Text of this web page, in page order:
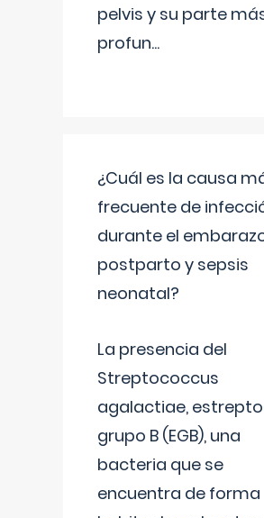
pelvis y su parte
profun...
¿Cuál es la causa
frecuente de
durante el
postparto y sepsis
neonatal?
La presencia del
Streptococcus
agalactiae,
grupo B (EGB), una
bacteria que se
encuentra de forma